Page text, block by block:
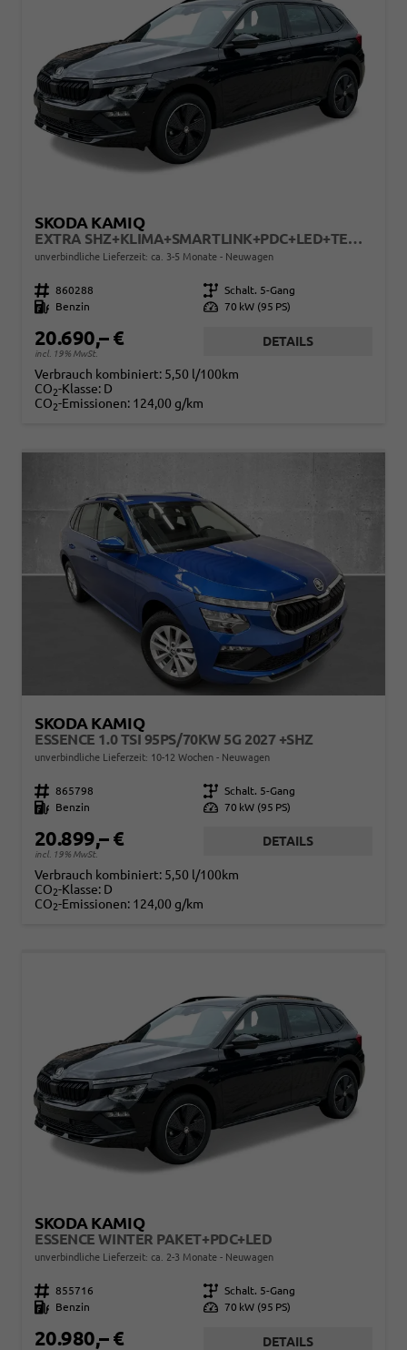
SKODA KAMIQ
EXTRA SHZ+KLIMA+SMARTLINK+PDC+LED+TEMPOMAT
unverbindliche Lieferzeit: ca. 3-5 Monate Neuwagen
Fahrzeugnr. 860288 Getriebe Schalt. 5-Gang
Kraftstoff
Benzin Leistung 70 kW (95 PS)
20.690,– €
incl. 19% MwSt.
DETAILS
Verbrauch kombiniert: 5,50 l/100km
CO2-Klasse: D
CO2-Emissionen: 124,00 g/km
SKODA KAMIQ
ESSENCE 1.0 TSI 95PS/70KW 5G 2027 +SHZ
unverbindliche Lieferzeit: 10-12 Wochen Neuwagen
Fahrzeugnr. 865798 Getriebe Schalt. 5-Gang
Kraftstoff
Benzin Leistung 70 kW (95 PS)
20.899,– €
incl. 19% MwSt.
DETAILS
Verbrauch kombiniert: 5,50 l/100km
CO2-Klasse: D
CO2-Emissionen: 124,00 g/km
SKODA KAMIQ
ESSENCE WINTER PAKET+PDC+LED
unverbindliche Lieferzeit: ca. 2-3 Monate Neuwagen
Fahrzeugnr. 855716 Getriebe Schalt. 5-Gang
Kraftstoff
Benzin Leistung 70 kW (95 PS)
20.980,– € DETAILS